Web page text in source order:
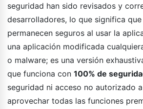
seguridad han sido revisados y
desarrolladores, lo que significa
permanecen seguros al usar la
una aplicación modificada
o malware; es una versión
que funciona con 100% de
seguridad ni acceso no autorizado
aprovechar todas las funciones